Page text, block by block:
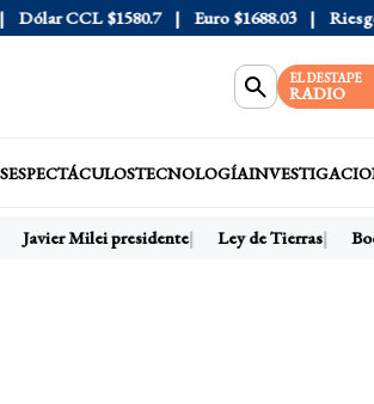
Dólar CCL $1580.7 Euro $1688.03 Riesgo
EL DESTAPE
RADIO
ESPECTÁCULOSTECNOLOGÍA
Javier Milei presidente Ley de Tierras